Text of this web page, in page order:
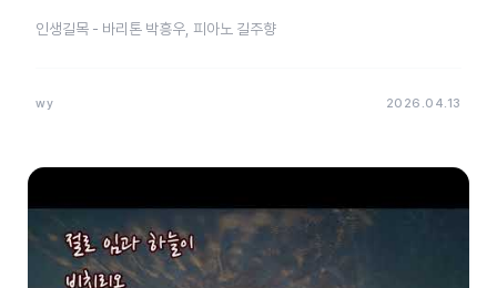
인생길목 - 바리톤 박흥우, 피아노 길주향
wy 2026.04.13